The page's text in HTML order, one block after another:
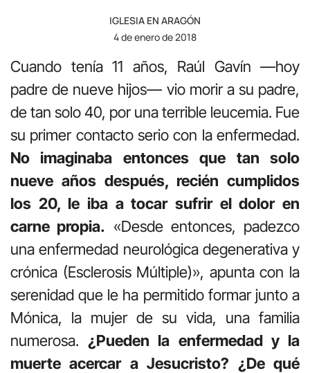
IGLESIA EN ARAGÓN
4 de enero de 2018
Cuando tenía 11 años, Raúl Gavín —hoy
padre de nueve hijos— vio morir a su padre,
de tan solo 40, por una terrible leucemia. Fue
su primer contacto serio con la enfermedad.
No imaginaba entonces que tan solo
nueve años después, recién cumplidos
los 20, le iba a tocar sufrir el dolor en
carne propia. «Desde entonces, padezco
una enfermedad neurológica degenerativa y
crónica (Esclerosis Múltiple)», apunta con la
serenidad que le ha permitido formar junto a
Mónica, la mujer de su vida, una familia
numerosa. ¿Pueden la enfermedad y la
muerte acercar a Jesucristo? ¿De qué